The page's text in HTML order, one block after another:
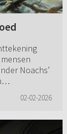
Noachs’
02-02-2026